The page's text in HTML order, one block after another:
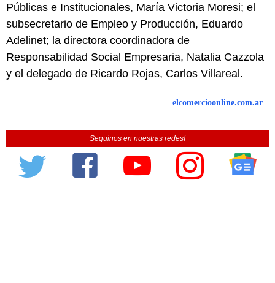
Públicas e Institucionales, María Victoria Moresi; el
subsecretario de Empleo y Producción, Eduardo
Adelinet; la directora coordinadora de
Responsabilidad Social Empresaria, Natalia Cazzola
y el delegado de Ricardo Rojas, Carlos Villareal.
elcomercioonline.com.ar
Seguinos en nuestras redes!